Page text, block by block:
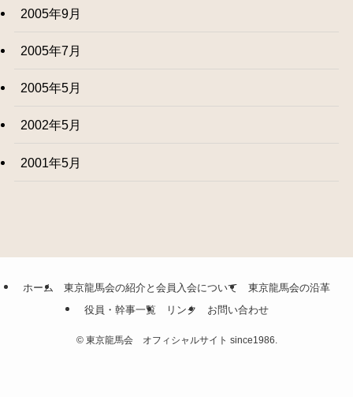
2005年9月
2005年7月
2005年5月
2002年5月
2001年5月
ホーム 東京龍馬会の紹介と会員入会について
東京龍馬会の沿革
役員・幹事一覧
リンク お問い合わせ
©東京龍馬会 オフィシャルサイト since1986.